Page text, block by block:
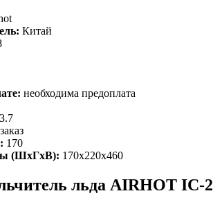
Китай
необходима предоплата
3.7
170
(ШхГхВ): 170x220x460
льда AIRHOT IC-2